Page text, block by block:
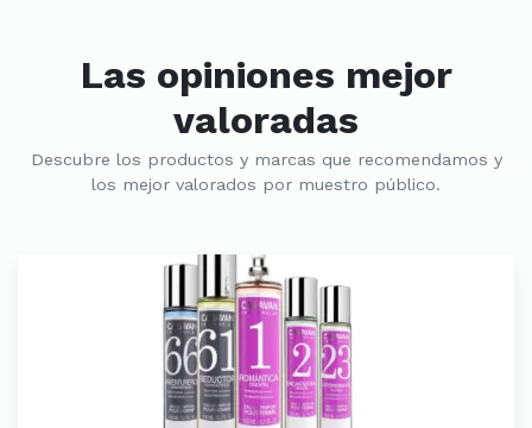
Las opiniones mejor
valoradas
Descubre los productos y marcas que recomendamos y
los mejor valorados por muestro público.